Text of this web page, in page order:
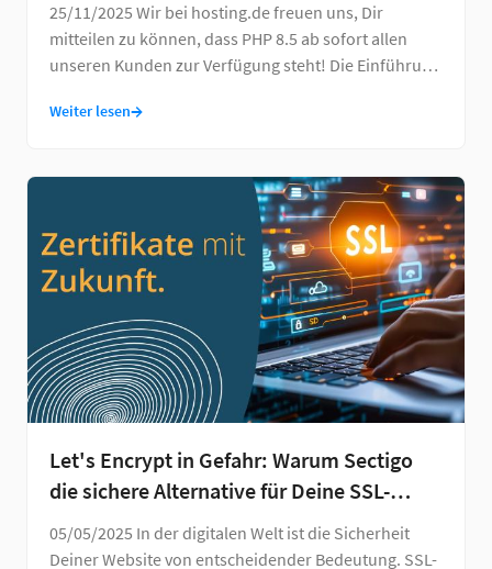
25/11/2025 Wir bei hosting.de freuen uns, Dir
mitteilen zu können, dass PHP 8.5 ab sofort allen
unseren Kunden zur Verfügung steht! Die Einführung
Weiter lesen→
Let's Encrypt in Gefahr: Warum Sectigo
die sichere Alternative für Deine SSL-
Zertifikate ist
05/05/2025 In der digitalen Welt ist die Sicherheit
Deiner Website von entscheidender Bedeutung. SSL-